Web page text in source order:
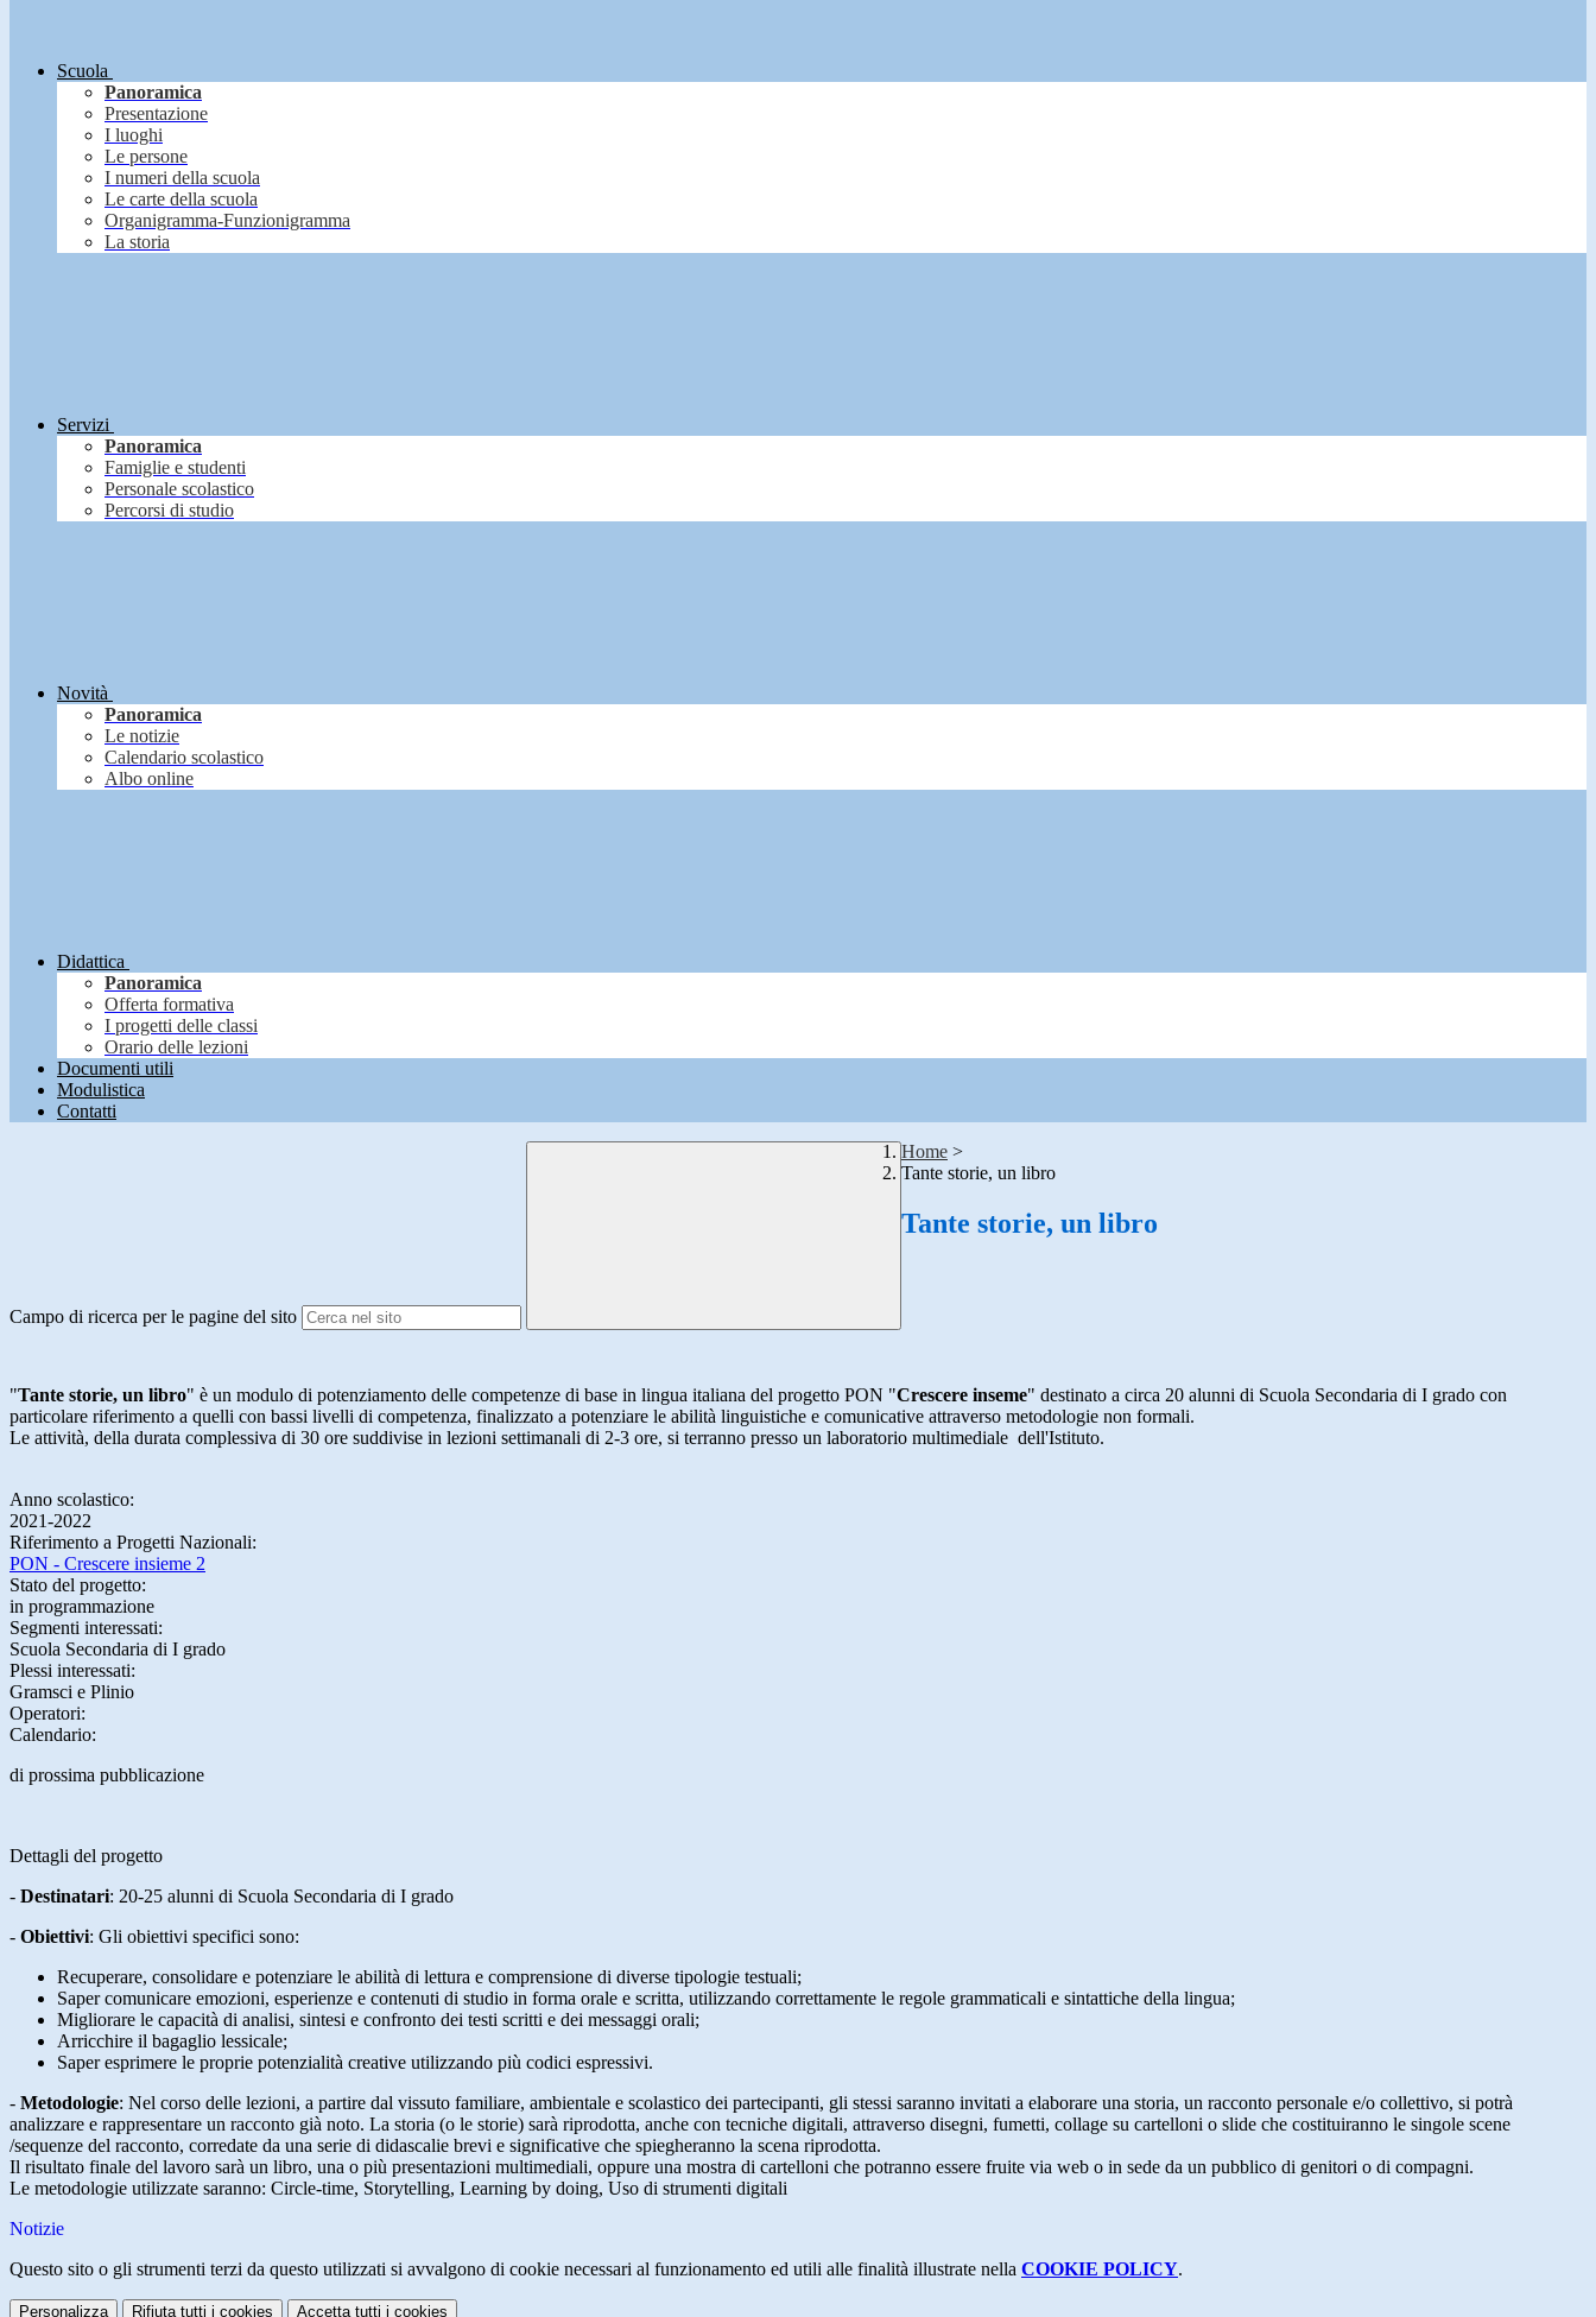
Scuola
Panoramica
Presentazione
I luoghi
Le persone
I numeri della scuola
Le carte della scuola
Organigramma-Funzionigramma
La storia
Servizi
Panoramica
Famiglie e studenti
Personale scolastico
Percorsi di studio
Novità
Panoramica
Le notizie
Calendario scolastico
Albo online
Didattica
Panoramica
Offerta formativa
I progetti delle classi
Orario delle lezioni
Documenti utili
Modulistica
Contatti
Campo di ricerca per le pagine del sito
Home >
Tante storie, un libro
Tante storie, un libro
​"Tante storie, un libro" è un modulo di potenziamento delle competenze di base in lingua italiana del progetto PON "Crescere inseme" destinato a circa 20 alunni di Scuola Secondaria di I grado con
particolare riferimento a quelli con bassi livelli di competenza, finalizzato a potenziare le abilità linguistiche e comunicative attraverso metodologie non formali.
Le attività, della durata complessiva di 30 ore suddivise in lezioni settimanali di 2-3 ore, si terranno presso un laboratorio multimediale dell'Istituto.
Anno scolastico:
2021-2022
Riferimento a Progetti Nazionali:
PON - Crescere insieme 2
Stato del progetto:
in programmazione
Segmenti interessati:
Scuola Secondaria di I grado
Plessi interessati:
Gramsci e Plinio
Operatori:
Calendario:
di prossima pubblicazione
Dettagli del progetto
- Destinatari: 20-25 alunni di Scuola Secondaria di I grado
- Obiettivi: Gli obiettivi specifici sono:
Recuperare, consolidare e potenziare le abilità di lettura e comprensione di diverse tipologie testuali;
Saper comunicare emozioni, esperienze e contenuti di studio in forma orale e scritta, utilizzando correttamente le regole grammaticali e sintattiche della lingua;
Migliorare le capacità di analisi, sintesi e confronto dei testi scritti e dei messaggi orali;
Arricchire il bagaglio lessicale;
Saper esprimere le proprie potenzialità creative utilizzando più codici espressivi.
- Metodologie: Nel corso delle lezioni, a partire dal vissuto familiare, ambientale e scolastico dei partecipanti, gli stessi saranno invitati a elaborare una storia, un racconto personale e/o collettivo, si potrà
analizzare e rappresentare un racconto già noto. La storia (o le storie) sarà riprodotta, anche con tecniche digitali, attraverso disegni, fumetti, collage su cartelloni o slide che costituiranno le singole scene
/sequenze del racconto, corredate da una serie di didascalie brevi e significative che spiegheranno la scena riprodotta.
Il risultato finale del lavoro sarà un libro, una o più presentazioni multimediali, oppure una mostra di cartelloni che potranno essere fruite via web o in sede da un pubblico di genitori o di compagni.
Le metodologie utilizzate saranno: Circle-time, Storytelling, Learning by doing, Uso di strumenti digitali
Notizie
Questo sito o gli strumenti terzi da questo utilizzati si avvalgono di cookie necessari al funzionamento ed utili alle finalità illustrate nella COOKIE POLICY.
Personalizza Rifiuta tutti i cookies Accetta tutti i cookies